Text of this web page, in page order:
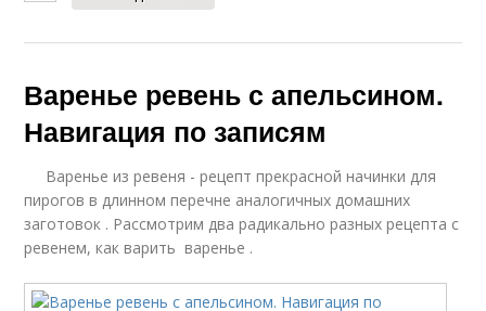
Варенье ревень с апельсином.
Навигация по записям
Варенье из ревеня - рецепт прекрасной начинки для
пирогов в длинном перечне аналогичных домашних
заготовок . Рассмотрим два радикально разных рецепта с
ревенем, как варить варенье .